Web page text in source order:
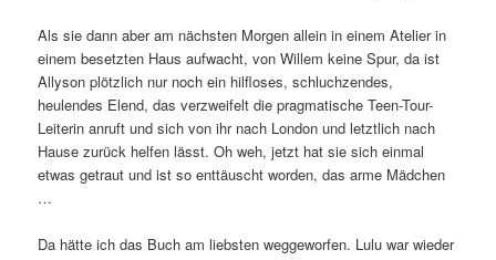
Als sie dann aber am nächsten Morgen allein in einem Atelier in
einem besetzten Haus aufwacht, von Willem keine Spur, da ist
Allyson plötzlich nur noch ein hilfloses, schluchzendes,
heulendes Elend, das verzweifelt die pragmatische Teen-Tour-
Leiterin anruft und sich von ihr nach London und letztlich nach
Hause zurück helfen lässt. Oh weh, jetzt hat sie sich einmal
etwas getraut und ist so enttäuscht worden, das arme Mädchen
…
Da hätte ich das Buch am liebsten weggeworfen. Lulu war wieder